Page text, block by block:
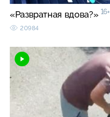
«Развратная вдова?» 16+
20984